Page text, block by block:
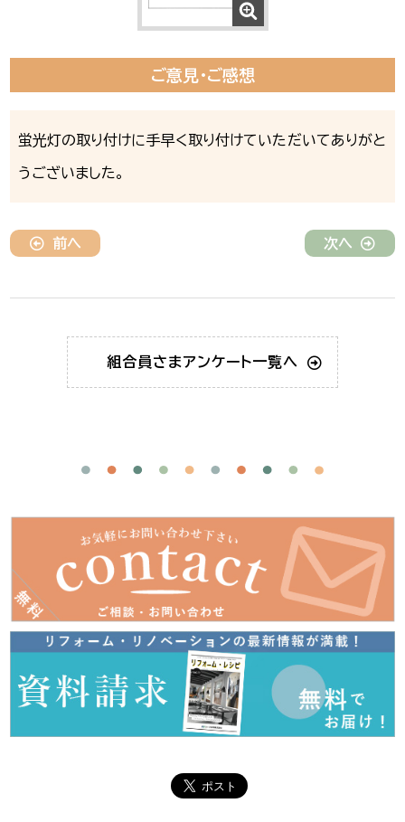
ご意見・ご感想
蛍光灯の取り付けに手早く取り付けていただいてありがと
うございました。
前へ 次へ
組合員さまアンケート一覧へ